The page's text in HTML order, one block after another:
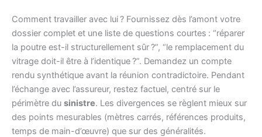
Comment travailler avec lui ? Fournissez dès l’amont votre
dossier complet et une liste de questions courtes : “réparer
la poutre est-il structurellement sûr ?”, “le remplacement du
vitrage doit-il être à l’identique ?”. Demandez un compte
rendu synthétique avant la réunion contradictoire. Pendant
l’échange avec l’assureur, restez factuel, centré sur le
périmètre du sinistre. Les divergences se règlent mieux sur
des points mesurables (mètres carrés, références produits,
temps de main-d’œuvre) que sur des généralités.